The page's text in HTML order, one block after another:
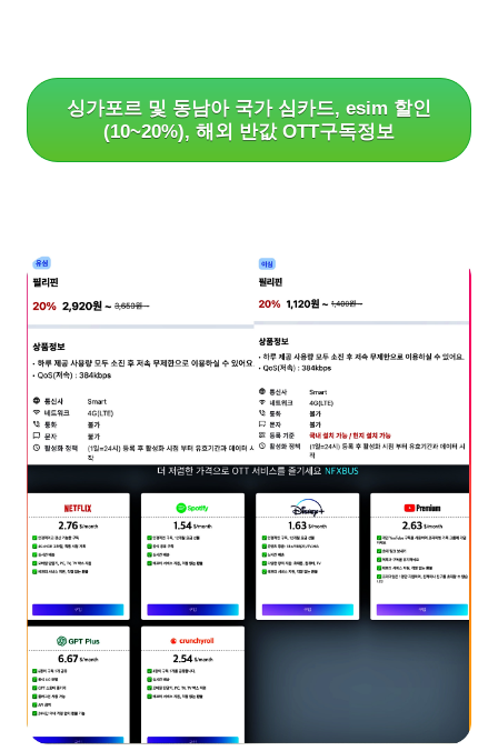
싱가포르 및 동남아 국가 심카드, esim 할인
(10~20%), 해외 반값 OTT구독정보